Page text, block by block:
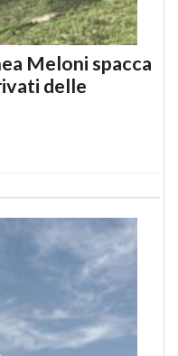
Meloni spacca
delle